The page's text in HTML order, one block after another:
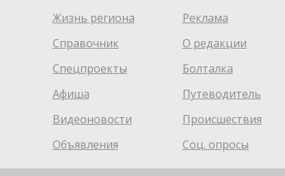
Жизнь региона
Справочник
Спецпроекты
Афиша
Видеоновости
Объявления
Реклама
О редакции
Болталка
Путеводитель
Происшествия
Соц. опросы